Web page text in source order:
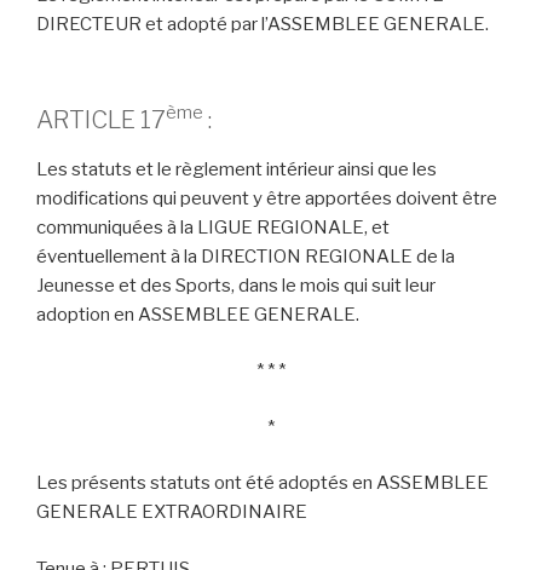
DIRECTEUR et adopté par l’ASSEMBLEE GENERALE.
ARTICLE 17ème :
Les statuts et le règlement intérieur ainsi que les
modifications qui peuvent y être apportées doivent être
communiquées à la LIGUE REGIONALE, et
éventuellement à la DIRECTION REGIONALE de la
Jeunesse et des Sports, dans le mois qui suit leur
adoption en ASSEMBLEE GENERALE.
* * *
*
Les présents statuts ont été adoptés en ASSEMBLEE
GENERALE EXTRAORDINAIRE